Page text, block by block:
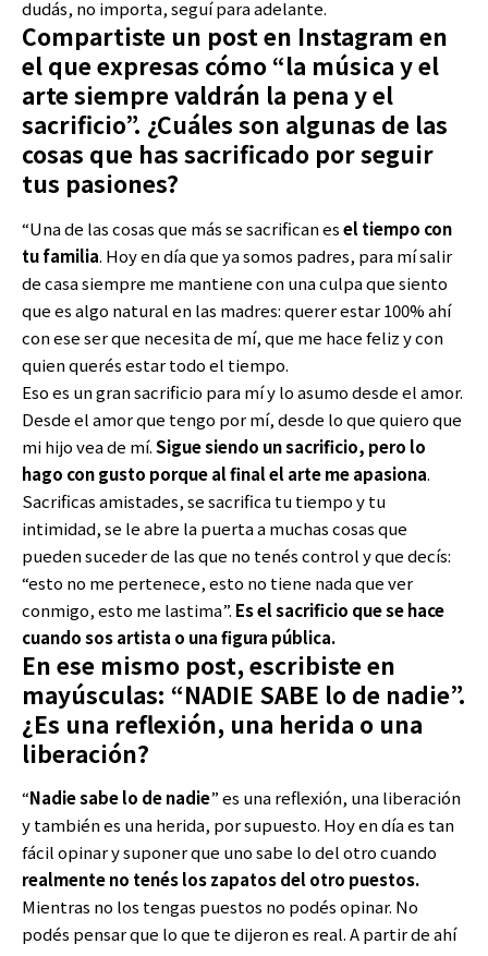
dudás, no importa, seguí para adelante.
Compartiste un post en Instagram en
el que expresas cómo “la música y el
arte siempre valdrán la pena y el
sacrificio”. ¿Cuáles son algunas de las
cosas que has sacrificado por seguir
tus pasiones?
“Una de las cosas que más se sacrifican esel tiempo con
tu familia. Hoy en día que ya somos padres, para mí salir
de casa siempre me mantiene con una culpa que siento
que es algo natural en las madres: querer estar 100% ahí
con ese ser que necesita de mí, que me hace feliz y con
quien querés estar todo el tiempo.
Eso es un gran sacrificio para mí y lo asumo desde el amor.
Desde el amor que tengo por mí, desde lo que quiero que
mi hijo vea de mí.Sigue siendo un sacrificio, pero lo
hago con gusto porque al final el arte me apasiona.
Sacrificas amistades, se sacrifica tu tiempo y tu
intimidad, se le abre la puerta a muchas cosas que
pueden suceder de las que no tenés control y que decís:
“esto no me pertenece, esto no tiene nada que ver
conmigo, esto me lastima”. Es el sacrificio que se hace
cuando sos artista o una figura pública.
En ese mismo post, escribiste en
mayúsculas: “NADIE SABE lo de nadie”.
¿Es una reflexión, una herida o una
liberación?
“Nadie sabe lo de nadie” es una reflexión, una liberación
y también es una herida, por supuesto. Hoy en día es tan
fácil opinar y suponer que uno sabe lo del otro cuando
realmente no tenés los zapatos del otro puestos.
Mientras no los tengas puestos no podés opinar. No
podés pensar que lo que te dijeron es real. A partir de ahí